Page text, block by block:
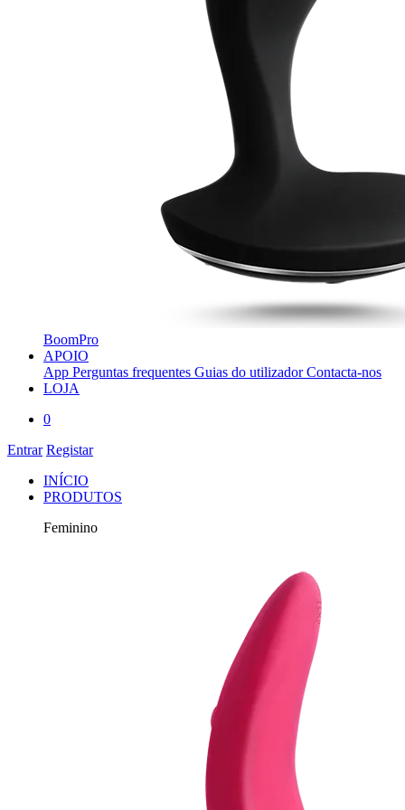
BoomPro
APOIO
App Perguntas frequentes Guias do utilizador Contacta-nos
LOJA
0
Entrar Registar
INÍCIO
PRODUTOS
Feminino